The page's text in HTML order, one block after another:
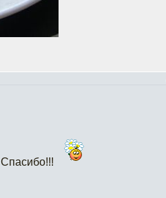
Спасибо!!!